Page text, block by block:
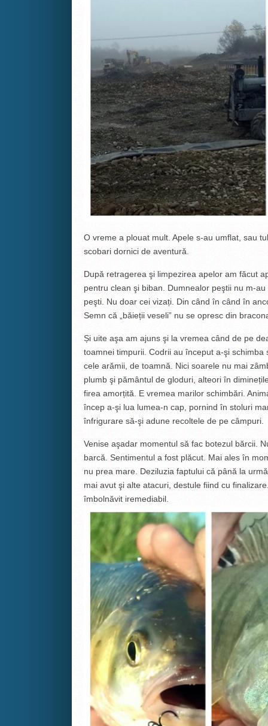
O vreme a plouat mult. Apele s-au umflat, sau
scobari dornici de aventură.
După retragerea şi limpezirea apelor am făcut
pentru clean şi biban. Dumnealor peştii nu m-
peşti. Nu doar cei vizați. Din când în când în
Semn că „băieții veseli” nu se opresc din
Și uite aşa am ajuns şi la vremea când de pe
toamnei timpurii. Codrii au început a-şi
cele arămii, de toamnă. Nici soarele nu mai
plumb şi pământul de gloduri, alteori în
firea amorțită. E vremea marilor schimbări.
încep a-şi lua lumea-n cap, pornind în stoluri
înfrigurare să-şi adune recoltele de pe câmpuri.
Venise aşadar momentul să fac botezul bărcii.
barcă. Sentimentul a fost plăcut. Mai ales în
nu prea mare. Deziluzia faptului că până la
mai avut şi alte atacuri, destule fiind cu
îmbolnăvit iremediabil.